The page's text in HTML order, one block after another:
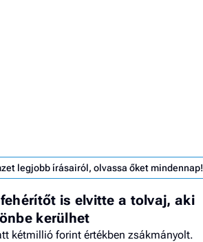
legjobb írásairól, olvassa őket mindennap!
is elvitte a tolvaj, aki
kerülhet
kétmillió forint értékben zsákmányolt.